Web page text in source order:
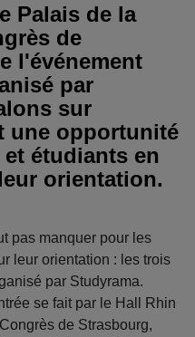
Palais de la
de
l'événement
par
sur
une opportunité
étudiants en
orientation.
pas manquer pour les
leur orientation : les trois
par Studyrama.
se fait par le Hall Rhin
de Strasbourg,